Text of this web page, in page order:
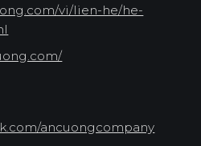
vi/lien-he/he-
ancuongcompany